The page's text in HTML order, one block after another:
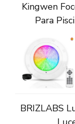
Kingwen
Para
BRIZLABS